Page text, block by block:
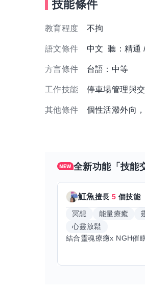
技能條件
教育程度 不拘
語文條件 中文 聽：精通
方言條件 台語：中等
工作技能 停車場管理與
其他條件 個性活潑外向
全新功能「技能
魟魚擅長5 個技能
冥想 能量療癒
心靈放鬆